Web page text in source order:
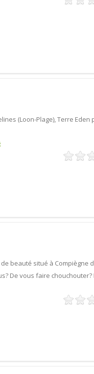
(Loon-Plage), Terre Eden
beauté situé à Compiègne
De vous faire chouchouter?